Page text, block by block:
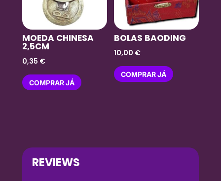
MOEDA CHINESA
2,5CM
0,35 €
COMPRAR JÁ
BOLAS BAODING
10,00 €
COMPRAR JÁ
REVIEWS